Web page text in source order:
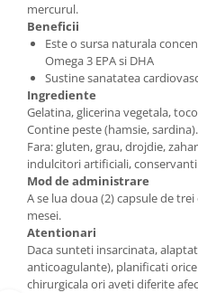
mercurul.
Beneficii
Este o sursa naturala
Omega 3 EPA si DHA
Sustine sanatatea
Ingrediente
Gelatina, glicerina vegetala,
Contine peste (hamsie, sardina).
Fara: gluten, grau, drojdie,
indulcitori artificiali,
Mod de administrare
A se lua doua (2) capsule de
mesei.
Atentionari
Daca sunteti insarcinata,
anticoagulante), planificati
chirurgicala ori aveti diferite